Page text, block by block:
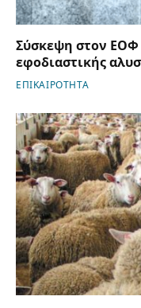
Σύσκεψη στον ΕΟΦ
εφοδιαστικής
ΕΠΙΚΑΙΡΟΤΗΤΑ